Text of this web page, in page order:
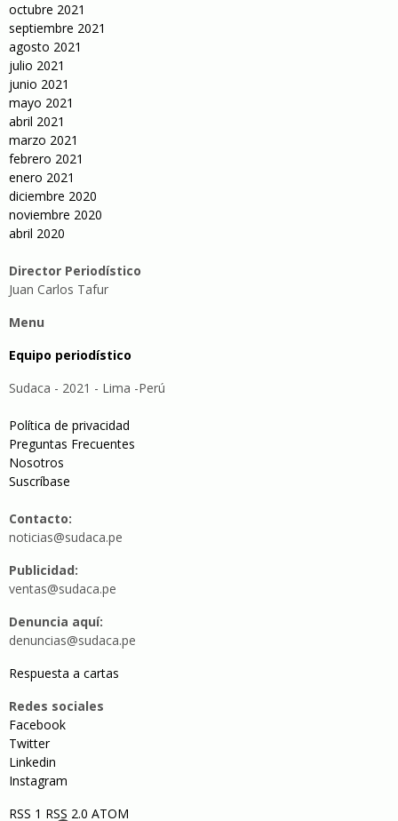
octubre 2021
septiembre 2021
agosto 2021
julio 2021
junio 2021
mayo 2021
abril 2021
marzo 2021
febrero 2021
enero 2021
diciembre 2020
noviembre 2020
abril 2020
Director Periodístico
Juan Carlos Tafur
Menu
Equipo periodístico
Sudaca - 2021 - Lima -Perú
Política de privacidad
Preguntas Frecuentes
Nosotros
Suscríbase
Contacto:
noticias@sudaca.pe
Publicidad:
ventas@sudaca.pe
Denuncia aquí:
denuncias@sudaca.pe
Respuesta a cartas
Redes sociales
Facebook
Twitter
Linkedin
Instagram
RSS 1 RSS 2.0 ATOM